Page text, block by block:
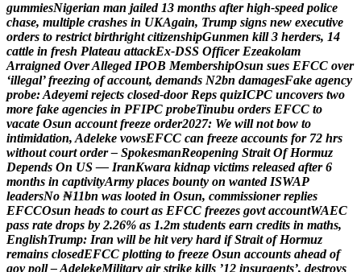
gummiesNigerian man jailed 13 months after high-speed police
chase, multiple crashes in UKAgain, Trump signs new executive
orders to restrict birthright citizenshipGunmen kill 3 herders, 14
cattle in fresh Plateau attackEx-DSS Officer Ezeakolam
Arraigned OverAlleged IPOB MembershipOsun sues EFCC over
‘illegal’ freezing of account, demands N2bn damagesFake agency
probe:Adeyemi rejects closed-door Reps quizICPC uncovers two
more fake agencies in PFIPC probeTinubu orders EFCC to
vacate Osun account freeze order2027: We will not bow to
intimidation, Adeleke vowsEFCC can freeze accounts for 72 hrs
without court order – SpokesmanReopening Strait Of Hormuz
Depends On US — IranKwara kidnap victims released after 6
months in captivityArmy places bounty on wanted ISWAP
leadersNo ₦11bn was looted in Osun, commissioner replies
EFCCOsun heads to court as EFCC freezes govt accountWAEC
pass rate drops by 2.26% as 1.2m students earn credits in maths,
EnglishTrump: Iran will be hit very hard if Strait of Hormuz
remains closedEFCC plotting to freeze Osun accounts ahead of
gov poll –AdelekeMilitary air strike kills ’12 insurgents’, destroys